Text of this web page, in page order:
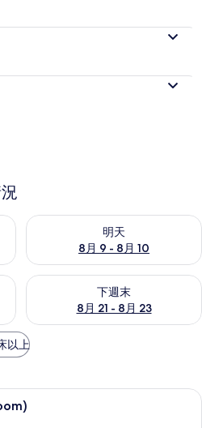
情況
明天
8月 9 - 8月 10
查看明天 (8月 9 - 8月 10) 的供
供應情況
下週末
8月 21 - 8月 23
查看下週末 (8月 21 - 8月 23)
以上
雙床房, 非吸煙房 (Stylish Room) | 書